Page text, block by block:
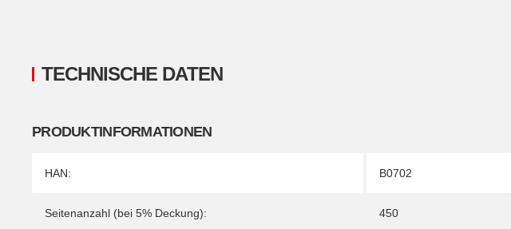
TECHNISCHE DATEN
PRODUKTINFORMATIONEN
Produkteigenschaft
Wert
HAN: B0702
Seitenanzahl (bei 5% Deckung): 450